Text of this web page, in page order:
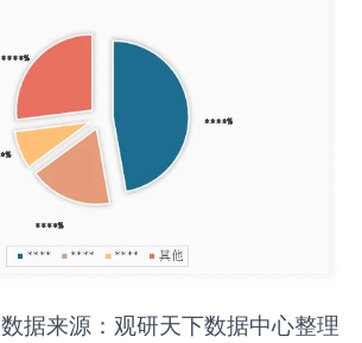
数据来源：观研天下数据中心整理